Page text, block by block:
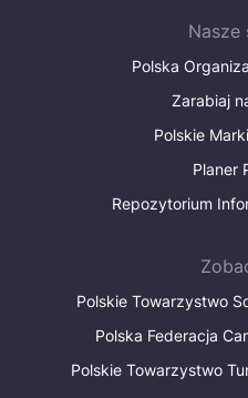
Nasze
Polska
Zarabiaj
Polskie
Planer
Repozytorium
Polskie Towarzystwo
Polska Federacja
Polskie Towarzystwo